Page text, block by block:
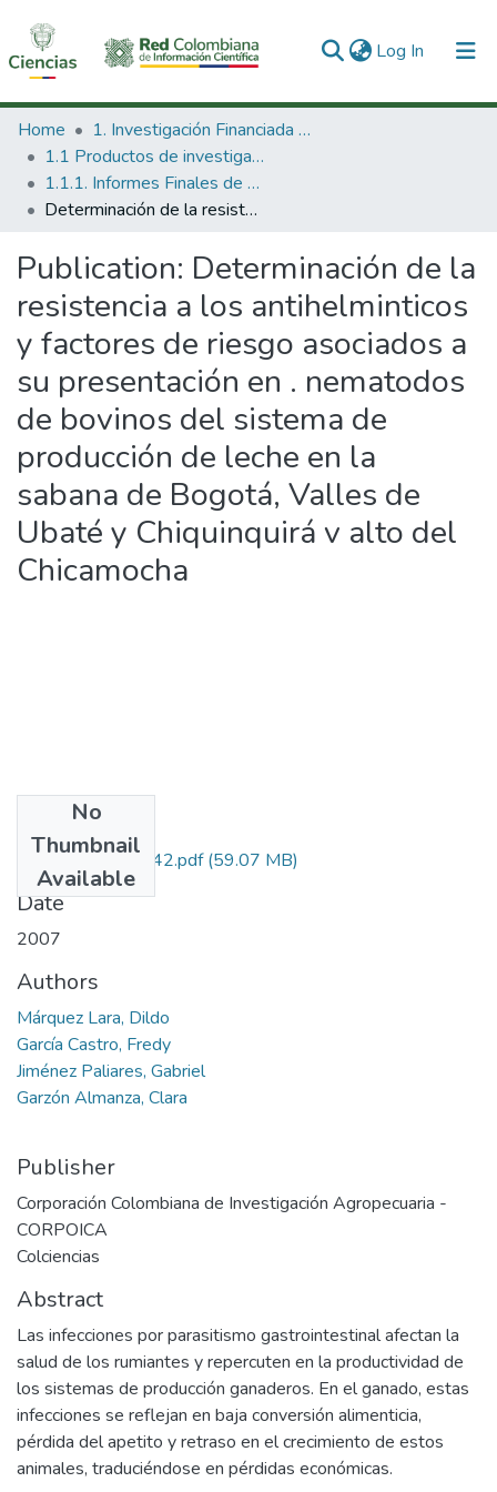
Log In (current)
Communities & Collections
All of DSpace
Statistics
Home
1. Investigación Financiada con Recursos Públicos
1.1 Productos de investigación
1.1.1. Informes Finales de Proyectos de Investigación
Determinación de la resistencia a los antihelminticos y factores de riesgo asociados a su presentación en . nematodos de bovinos del sistema de producción de leche en la sabana de Bogotá, Valles de Ubaté y Chiquinquirá v alto del Chicamocha
Publication: Determinación de la
resistencia a los antihelminticos
y factores de riesgo asociados a
su presentación en . nematodos
de bovinos del sistema de
producción de leche en la
sabana de Bogotá, Valles de
Ubaté y Chiquinquirá v alto del
Chicamocha
No
Thumbnail
Available
7106-07-14942.pdf(59.07 MB)
Date
2007
Authors
Márquez Lara, Dildo
García Castro, Fredy
Jiménez Paliares, Gabriel
Garzón Almanza, Clara
Publisher
Corporación Colombiana de Investigación Agropecuaria -
CORPOICA
Colciencias
Abstract
Las infecciones por parasitismo gastrointestinal afectan la
salud de los rumiantes y repercuten en la productividad de
los sistemas de producción ganaderos. En el ganado, estas
infecciones se reflejan en baja conversión alimenticia,
pérdida del apetito y retraso en el crecimiento de estos
animales, traduciéndose en pérdidas económicas.